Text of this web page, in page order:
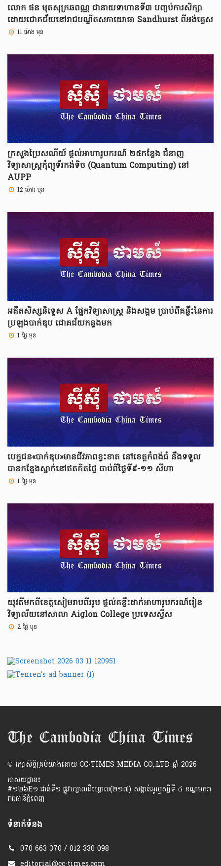
លោក ផន មុតសុក្រឆពណ្ណ ជានាយទាហានទី៣ បញ្ចប់ការសិក្សា
ដោយជោគជ័យនៅរាជបណ្ឌិតសភាយោធា Sandhurst ពីអង់គ្លេស
11 ម៉ោង មុន
ក្រសួងប្រៃសណីយ៍ ផ្តល់អាហារូបករណ៍ ២៥កន្លែង ជំនាញ
វិទ្យាសាស្ត្រកុំព្យូទ័រកង់ទិច (Quantum Computing) នៅ
AUPP
12 ម៉ោង មុន
អតីតសិស្សនិទ្ទេស A ផ្នែកវិទ្យាសាស្ត្រ និងសង្គម ប្រាប់ពីគន្លឹះនៃការ
ប្រឡងបាក់ឌុប ជោគជ័យកន្លងមក
1 ថ្ងៃ មុន
បេក្ខជន«បាក់ឌុប»មានជីវភាពខ្វះខាត នៅខេត្តកំពង់ធំ នឹងទទួល
បានកន្លែងស្នាក់នៅឥតគិតថ្លៃ ចាប់ពីថ្ងៃទី៩-១១ សីហា
1 ថ្ងៃ មុន
យុវតីមកពីខេត្តសៀមរាបពីររូប ផ្តល់គន្លឹះដាក់អាហារូបករណ៍រៀន
វិទ្យាល័យនៅសាលា Aiglon College ប្រទេសស្វីស
2 ថ្ងៃ មុន
​© រក្សា​សិទ្ធិ​គ្រប់​យ៉ាង​ដោយ​ CC-TIMES MEDIA CO,.LTD ឆ្នាំ​ 2026
អាសយដ្ឋាន៖
#១២៦E១ ជាន់ទី១ ផ្លូវហ្សាលដឺហ្គោល(២១៧) សង្កាត់អូរឫស្សីទី ៤ ខណ្ឌមករា
រាជធានីភ្នំពេញ
ទំនាក់ទំនង
070 663 370 / 012 330 098